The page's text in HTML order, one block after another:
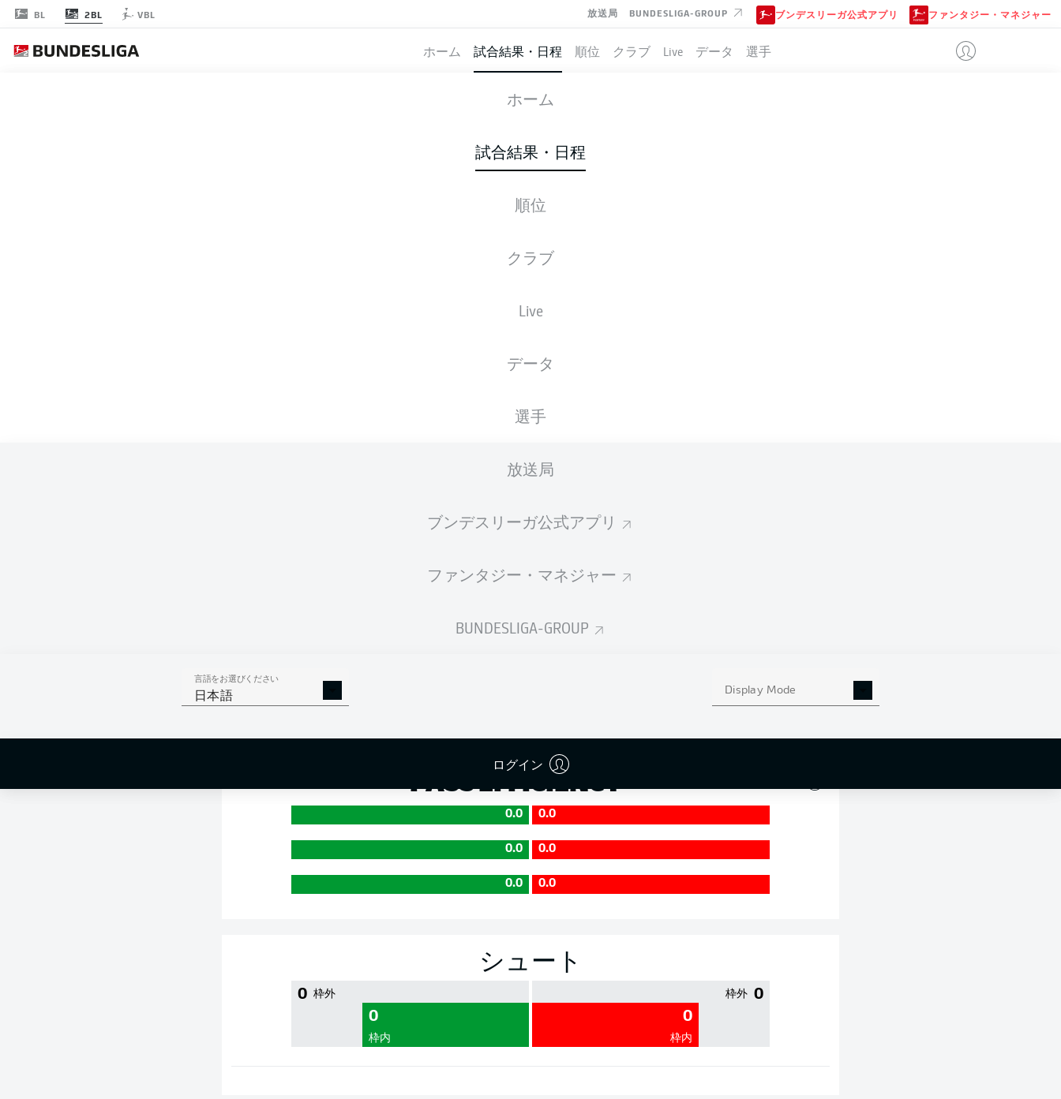
BL 2BL VBL 放送局 BUNDESLIGA-GROUP ブンデスリーガ公式アプリ ファンタジー・マネジャー
ホーム 試合結果・日程 順位 クラブ Live データ 選手
ホーム
試合結果・日程
順位
クラブ
Live
データ
選手
放送局
ブンデスリーガ公式アプリ
ファンタジー・マネジャー
BUNDESLIGA-GROUP
言語をお選びください
日本語 Display Mode
ログイン
GREUTHER FÜRTH KAISERSLAUTERN
スターティングメンバー
XGOALS
PASS EFFICIENCY
0.0 0.0
0.0 0.0
0.0 0.0
シュート
0 枠外
0
枠内
0
枠外
0
枠内